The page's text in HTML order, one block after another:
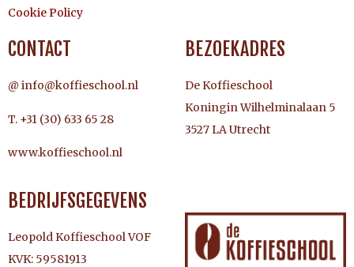
Cookie Policy
CONTACT
@ info@koffieschool.nl
T. +31 (30) 633 65 28
www.koffieschool.nl
BEZOEKADRES
De Koffieschool
Koningin Wilhelminalaan 5
3527 LA Utrecht
BEDRIJFSGEGEVENS
Leopold Koffieschool VOF
KVK: 59581913